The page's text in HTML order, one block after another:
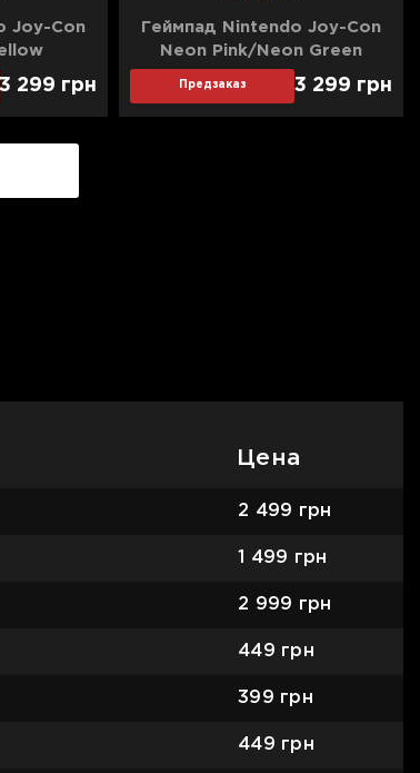
Joy-Con
3 299 грн
Геймпад Nintendo Joy-Con
Neon Pink/Neon Green
Предзаказ 3 299 грн
Цена
2 499 грн
1 499 грн
2 999 грн
449 грн
399 грн
449 грн